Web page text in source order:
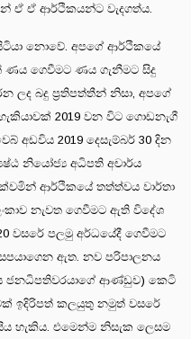
ඒ ඒ ආර්ථිකයන්ට වැදගත්ය.
නොවේ. අපගේ ආර්ථිකයේ
ණය ගෙවීමට ණය ගැනීමට සිදු
ලද බදු ප්‍රතිපත්තීන් නිසා, අපගේ
2019 වන විට ගොඩනැගී
අඩවිය 2019 දෙසැම්බර් 30 දින
නියෝජ්‍ය අධිපති අචාර්ය
ආර්ථිකයේ තත්ත්වය වාර්තා
නැවත ගෙවීමට ඇති විදේශ
වසරේ පලමු අර්ධයේදී ගෙවීමට
ඇත. නව පරිපාලනය
ජනධිපතිවරයාගේ ආණ්ඩුව) කෙටි
ඉදිරිපත් කලයුතු නමුත් වසරේ
හැකිය. එමෙන්ම නිසැක ලෙසම